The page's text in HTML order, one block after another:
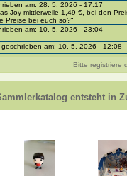
am: 28. 5. 2026 - 17:17
Joy mittlerweile 1,49 €, bei den
Preise bei euch so?“
am: 10. 5. 2026 - 23:04
am: 10. 5. 2026 - 12:08
portal-sammlerkatalog.de/
zur Strafe die nächsten 3 Monate
310, 318 und 326 habe ich
leider weggeworfen *grrrr* ;)
am: 29. 4. 2026 - 18:04
mir auch ein
am: 28. 4. 2026 - 21:01
Erinnerung ... oder?
Bitte registriere
entsteht in